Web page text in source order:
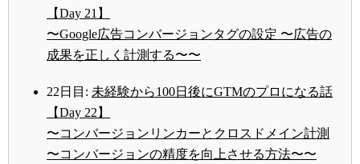
【Day 21】
〜Google広告コンバージョンタグの設定 〜広告の
成果を正しく計測する〜〜
22日目: 未経験から100日後にGTMのプロになる話
【Day 22】
〜コンバージョンリンカーとクロスドメイン計測
〜コンバージョンの精度を向上させる方法〜〜